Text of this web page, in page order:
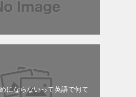
にならないって英語で何て